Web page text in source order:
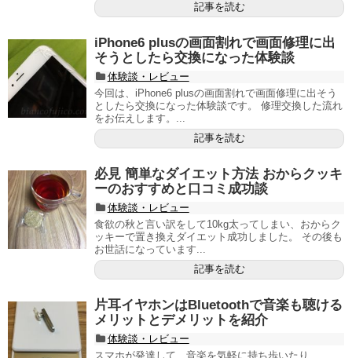
記事を読む
iPhone6 plusの画面割れで画面修理に出
そうとしたら交換になった体験談
体験談・レビュー
今回は、iPhone6 plusの画面割れで画面修理に出そう
としたら交換になった体験談です。 修理交換した流れ
をお伝えします。...
記事を読む
必見 簡単なダイエット方法 おからクッキ
ーのおすすめと口コミ成功談
体験談・レビュー
食欲の秋と言い訳をして10kg太ってしまい、おからク
ッキーで置き換えダイエット成功しました。 その後も
お世話になっています...
記事を読む
片耳イヤホンはBluetoothで音楽も聴ける
メリットとデメリットを紹介
体験談・レビュー
スマホが発達して、音楽を気軽に持ち歩いたり、